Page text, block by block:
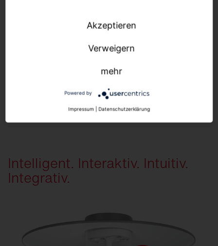
Farbvarianten (Modul, Gehäuse) | Lichtfarbe | Licht­verteilung |
Zur Übersicht.
Intelligent. Interaktiv. Intuitiv.
Integrativ.
Akzeptieren
Verweigern
mehr
Powered by
Impressum | Datenschutzerklärung